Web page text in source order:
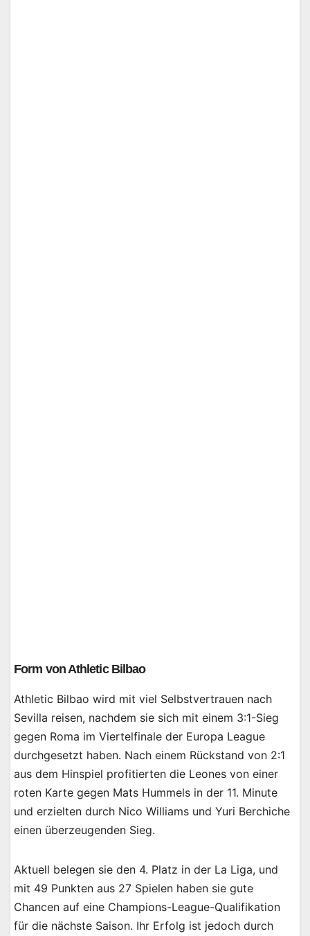
Form von Athletic Bilbao
Athletic Bilbao wird mit viel Selbstvertrauen nach
Sevilla reisen, nachdem sie sich mit einem 3:1-Sieg
gegen Roma im Viertelfinale der Europa League
durchgesetzt haben. Nach einem Rückstand von 2:1
aus dem Hinspiel profitierten die Leones von einer
roten Karte gegen Mats Hummels in der 11. Minute
und erzielten durch Nico Williams und Yuri Berchiche
einen überzeugenden Sieg.
Aktuell belegen sie den 4. Platz in der La Liga, und
mit 49 Punkten aus 27 Spielen haben sie gute
Chancen auf eine Champions-League-Qualifikation
für die nächste Saison. Ihr Erfolg ist jedoch durch